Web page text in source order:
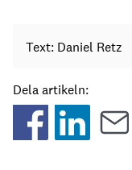
Text: Daniel Retz
Dela artikeln: